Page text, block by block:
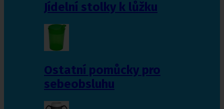
Jídelní stolky k lůžku
Ostatní pomůcky pro
sebeobsluhu